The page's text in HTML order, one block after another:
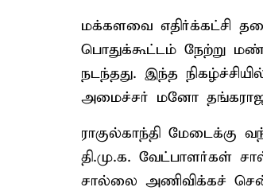
மக்களவை எதிர்க்கட்சி
பொதுக்கூட்டம் நேற்று
நடந்தது. இந்த
அமைச்சர் மனோ
ராகுல்காந்தி மேடைக்கு
தி.மு.க. வேட்பாளர்கள்
சால்லை அணிவிக்கச்